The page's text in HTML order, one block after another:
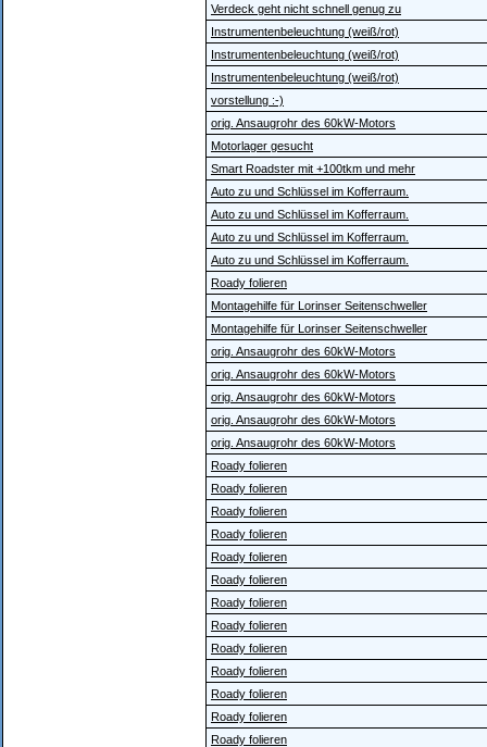
Verdeck geht nicht schnell genug zu
Instrumentenbeleuchtung (weiß/rot)
Instrumentenbeleuchtung (weiß/rot)
Instrumentenbeleuchtung (weiß/rot)
vorstellung :-)
orig. Ansaugrohr des 60kW-Motors
Motorlager gesucht
Smart Roadster mit +100tkm und mehr
Auto zu und Schlüssel im Kofferraum.
Auto zu und Schlüssel im Kofferraum.
Auto zu und Schlüssel im Kofferraum.
Auto zu und Schlüssel im Kofferraum.
Roady folieren
Montagehilfe für Lorinser Seitenschweller
Montagehilfe für Lorinser Seitenschweller
orig. Ansaugrohr des 60kW-Motors
orig. Ansaugrohr des 60kW-Motors
orig. Ansaugrohr des 60kW-Motors
orig. Ansaugrohr des 60kW-Motors
orig. Ansaugrohr des 60kW-Motors
Roady folieren
Roady folieren
Roady folieren
Roady folieren
Roady folieren
Roady folieren
Roady folieren
Roady folieren
Roady folieren
Roady folieren
Roady folieren
Roady folieren
Roady folieren